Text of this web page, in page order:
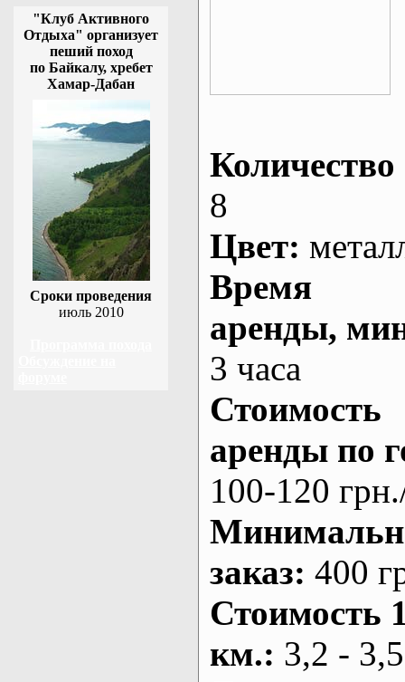
"Клуб Активного
Отдыха" организует
пеший поход
по Байкалу, хребет
Хамар-Дабан
Сроки проведения
июль 2010
Количество
8
Цвет:
Время
аренды,
3 часа
Стоимость
аренды по
100-120
заказ: 400
Стоимость
км.: 3,2 -